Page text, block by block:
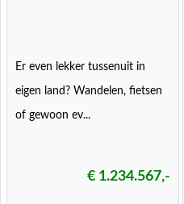
Er even lekker tussenuit in
eigen land? Wandelen, fietsen
of gewoon ev...
€ 1.234.567,-